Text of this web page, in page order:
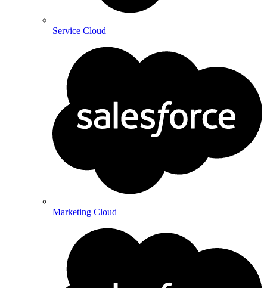
Service Cloud
Marketing Cloud